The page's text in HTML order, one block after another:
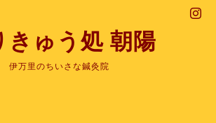
きゅう処 朝陽
伊万里のちいさな鍼灸院